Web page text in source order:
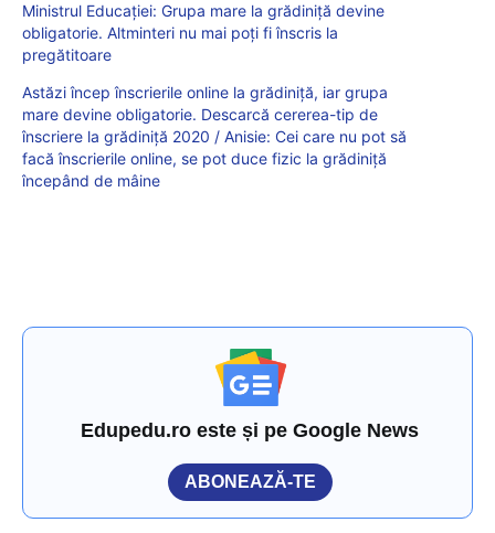
Ministrul Educației: Grupa mare la grădiniță devine
obligatorie. Altminteri nu mai poți fi înscris la
pregătitoare
Astăzi încep înscrierile online la grădiniță, iar grupa
mare devine obligatorie. Descarcă cererea-tip de
înscriere la grădiniță 2020 / Anisie: Cei care nu pot să
facă înscrierile online, se pot duce fizic la grădiniță
începând de mâine
Edupedu.ro este și pe Google News
ABONEAZĂ-TE